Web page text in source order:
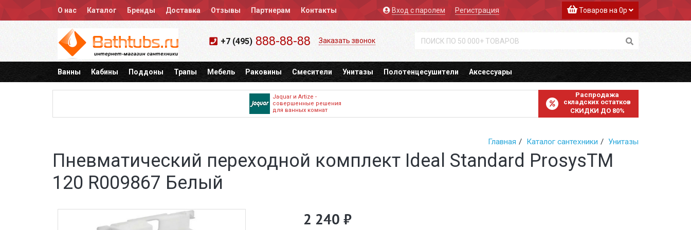
О нас Каталог Бренды Доставка Отзывы Партнерам Контакты Вход с паролем Регистрация Товаров на 0р
+7 (495) 888-88-88 Заказать звонок
Ванны Кабины Поддоны Трапы Мебель Раковины Смесители Унитазы Полотенцесушители Аксессуары
Распродажа
складских остатков
СКИДКИ ДО 80%
Jaquar и Artize -
совершенные решения
для ванных комнат
Главная Каталог сантехники Унитазы
Пневматический переходной комплект Ideal Standard ProsysTM
120 R009867 Белый
2 240